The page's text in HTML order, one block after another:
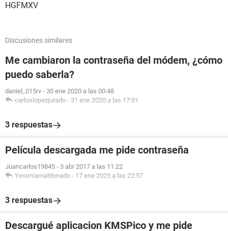
HGFMXV
Discusiones similares
Me cambiaron la contraseña del módem, ¿cómo
puedo saberla?
daniel_015rv - 30 ene 2020 a las 00:48
carloslopezjurado - 31 ene 2020 a las 17:01
3 respuestas
Película descargada me pide contraseña
Juancarlos19845 - 3 abr 2017 a las 11:22
Yeseniamaldonado - 17 ene 2023 a las 22:57
3 respuestas
Descargué aplicacion KMSPico y me pide